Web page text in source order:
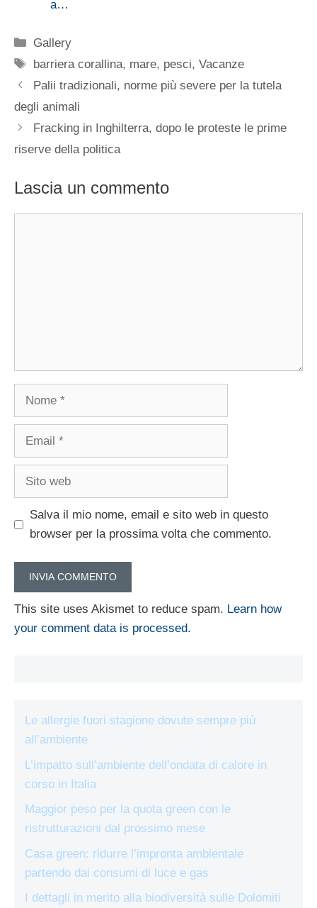
a…
Categorie
Gallery
Tag
barriera corallina, mare, pesci,Vacanze
Palii tradizionali, norme più severe per la tutela
degli animali
Fracking in Inghilterra, dopo le proteste le prime
riserve della politica
Lascia un commento
Nome
Email
Sito
Salva il mio nome, email e sito web in questo
browser per la prossima volta che commento.
This site uses Akismet to reduce spam. Learn how
your comment data is processed.
Le allergie fuori stagione dovute sempre più
all’ambiente
L’impatto sull’ambiente dell’ondata di calore in
corso in Italia
Maggior peso per la quota green con le
ristrutturazioni dal prossimo mese
Casa green: ridurre l’impronta ambientale
partendo dai consumi di luce e gas
I dettagli in merito alla biodiversità sulle Dolomiti